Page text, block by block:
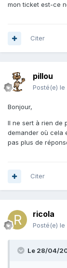
mon ticket est-ce
Citer
pillou
Posté(e) le
Bonjour,
Il ne sert à rien de
demander où cela
pas plus de
Citer
ricola
Posté(e) le
Le 28/04/